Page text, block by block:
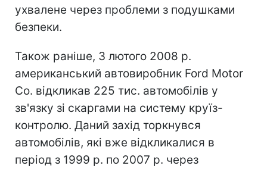
ухвалене через проблеми з подушками
безпеки.
Також раніше, 3 лютого 2008 р.
американський автовиробник Ford Motor
Co. відкликав 225 тис. автомобілів у
зв'язку зі скаргами на систему круїз-
контролю. Даний захід торкнувся
автомобілів, які вже відкликалися в
період з 1999 р. по 2007 р. через